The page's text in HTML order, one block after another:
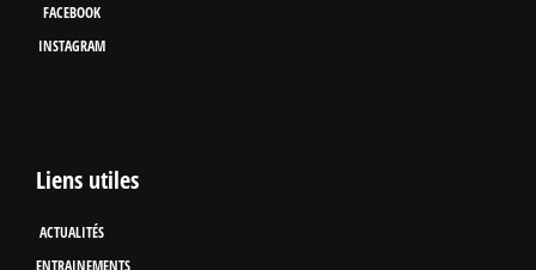
FACEBOOK
INSTAGRAM
Liens utiles
ACTUALITÉS
ENTRAINEMENTS